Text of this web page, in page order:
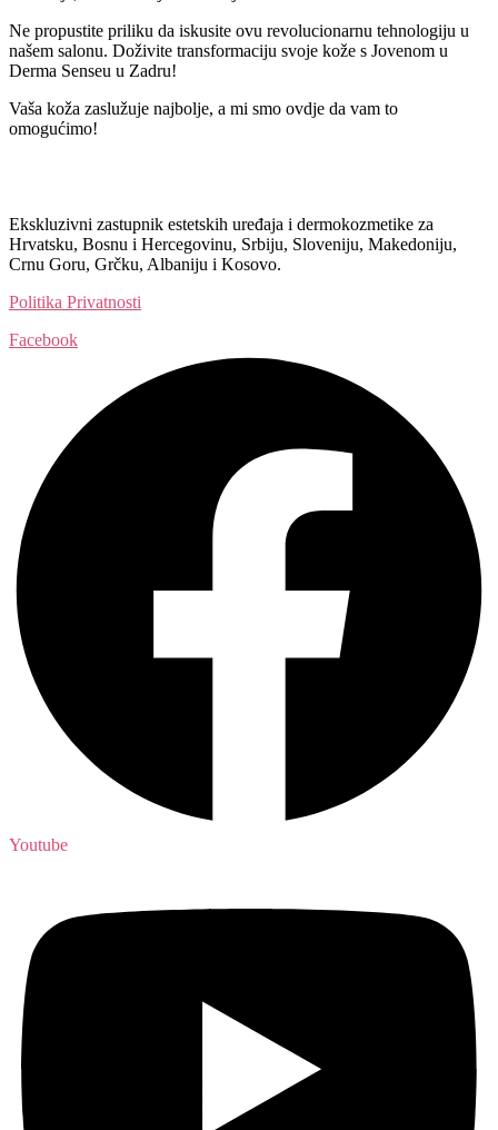
Ne propustite priliku da iskusite ovu revolucionarnu tehnologiju u
našem salonu. Doživite transformaciju svoje kože s Jovenom u
Derma Senseu u Zadru!
Vaša koža zaslužuje najbolje, a mi smo ovdje da vam to
omogućimo!
Ekskluzivni zastupnik estetskih uređaja i dermokozmetike za
Hrvatsku, Bosnu i Hercegovinu, Srbiju, Sloveniju, Makedoniju,
Crnu Goru, Grčku, Albaniju i Kosovo.​​
Politika Privatnosti
Facebook
Youtube